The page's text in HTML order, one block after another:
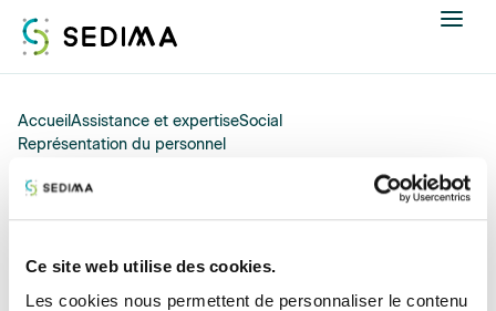
Ce site web utilise des cookies.
Les cookies nous permettent de personnaliser le contenu
Nous connaître
Actualités
Formations
AccueilAssistance et expertiseSocial
Représentation du personnel
Bordereau d'attribution